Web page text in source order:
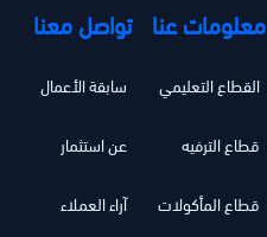
تواصل معنا
سابقة الأعمال
عن استثمار
آراء العملاء
معلومات عنا
القطاع التعليمي
قطاع الترفيه
قطاع المأكولات